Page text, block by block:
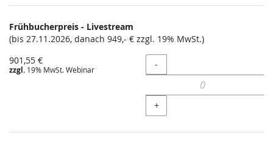
Frühbucherpreis - Livestream
(bis 27.11.2026, danach 949,- € zzgl. 19% MwSt.)
901,55 €
zzgl. 19% MwSt. Webinar Menge
-
+